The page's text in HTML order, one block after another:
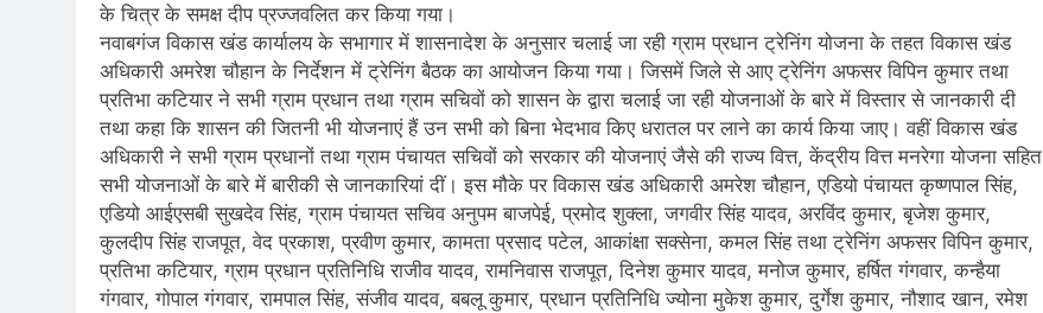
के चित्र के समक्ष दीप प्रज्जवलित कर किया गया।
नवाबगंज विकास खंड कार्यालय के सभागार में शासनादेश के अनुसार चलाई जा रही ग्राम प्रधान ट्रेनिंग योजना के तहत विकास खंड
अधिकारी अमरेश चौहान के निर्देशन में ट्रेनिंग बैठक का आयोजन किया गया। जिसमें जिले से आए ट्रेनिंग अफसर विपिन कुमार तथा
प्रतिभा कटियार ने सभी ग्राम प्रधान तथा ग्राम सचिवों को शासन के द्वारा चलाई जा रही योजनाओं के बारे में विस्तार से जानकारी दी
तथा कहा कि शासन की जितनी भी योजनाएं हैं उन सभी को बिना भेदभाव किए धरातल पर लाने का कार्य किया जाए। वहीं विकास खंड
अधिकारी ने सभी ग्राम प्रधानों तथा ग्राम पंचायत सचिवों को सरकार की योजनाएं जैसे की राज्य वित्त, केंद्रीय वित्त मनरेगा योजना सहित
सभी योजनाओं के बारे में बारीकी से जानकारियां दीं। इस मौके पर विकास खंड अधिकारी अमरेश चौहान, एडियो पंचायत कृष्णपाल सिंह,
एडियो आईएसबी सुखदेव सिंह, ग्राम पंचायत सचिव अनुपम बाजपेई, प्रमोद शुक्ला, जगवीर सिंह यादव, अरविंद कुमार, बृजेश कुमार,
कुलदीप सिंह राजपूत, वेद प्रकाश, प्रवीण कुमार, कामता प्रसाद पटेल, आकांक्षा सक्सेना, कमल सिंह तथा ट्रेनिंग अफसर विपिन कुमार,
प्रतिभा कटियार, ग्राम प्रधान प्रतिनिधि राजीव यादव, रामनिवास राजपूत, दिनेश कुमार यादव, मनोज कुमार, हर्षित गंगवार, कन्हैया
गंगवार, गोपाल गंगवार, रामपाल सिंह, संजीव यादव, बबलू कुमार, प्रधान प्रतिनिधि ज्योना मुकेश कुमार, दुर्गेश कुमार, नौशाद खान, रमेश